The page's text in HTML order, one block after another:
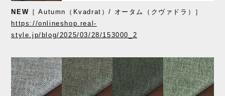
NEW ［ Autumn（Kvadrat）/ オータム（クヴァドラ）］
https://onlineshop.real-
style.jp/blog/2025/03/28/153000_2